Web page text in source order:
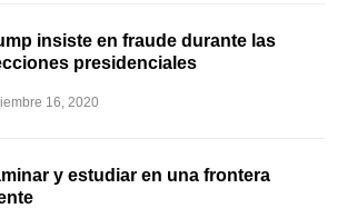
insiste en fraude durante las
presidenciales
16, 2020
y estudiar en una frontera